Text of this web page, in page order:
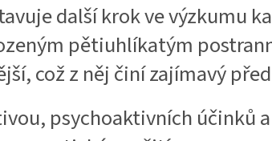
další krok ve výzkumu
pětiuhlíkatým
což z něj činí zajímavý
psychoaktivních účinků